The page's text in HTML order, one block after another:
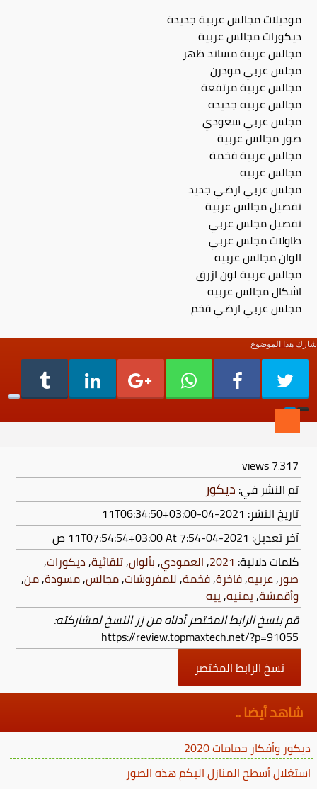
موديلات مجالس عربية جديدة
ديكورات مجالس عربية
مجالس عربية مساند ظهر
مجلس عربي مودرن
مجالس عربية مرتفعة
مجالس عربيه جديده
مجلس عربي سعودي
صور مجالس عربية
مجالس عربية فخمة
مجالس عربيه
مجلس عربي ارضي جديد
تفصيل مجالس عربية
تفصيل مجلس عربي
طاولات مجلس عربي
الوان مجالس عربيه
مجالس عربية لون ازرق
اشكال مجالس عربيه
مجلس عربي ارضي فخم
شارك هذا الموضوع
7٬317views
تم النشر في: ديكور
تاريخ النشر: 2021-04-11T06:34:50+03:00
آخر تعديل: 2021-04-11T07:54:54+03:00
At 7:54 ص
كلمات دلالية: 2021
,العمودي,بألوان,تلقائية,ديكورات,
صور,عربيه,فاخرة,فخمة,للمفروشات,مجالس,مسودة,من,
وأقمشة,يمنيه,ييه
قم بنسخ الرابط المختصر أدناه من زر النسخ لمشاركته:
https://review.topmaxtech.net/?p=91055
نسخ الرابط المختصر
شاهد أيضا ..
ديكور وأفكار حمامات 2020
استغلال أسطح المنازل اليكم هذه الصور